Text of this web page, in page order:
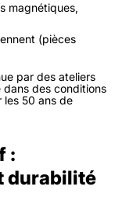
magnétiques,
(pièces
par des ateliers
dans des conditions
les 50 ans de
:
durabilité